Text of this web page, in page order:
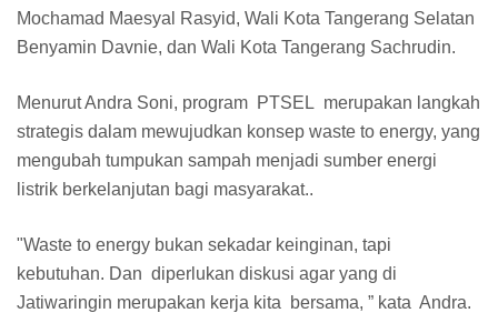
Mochamad Maesyal Rasyid, Wali Kota Tangerang Selatan
Benyamin Davnie, dan Wali Kota Tangerang Sachrudin.
Menurut Andra Soni, program PTSEL merupakan langkah
strategis dalam mewujudkan konsep waste to energy, yang
mengubah tumpukan sampah menjadi sumber energi
listrik berkelanjutan bagi masyarakat..
"Waste to energy bukan sekadar keinginan, tapi
kebutuhan. Dan diperlukan diskusi agar yang di
Jatiwaringin merupakan kerja kita bersama, ” kata Andra.